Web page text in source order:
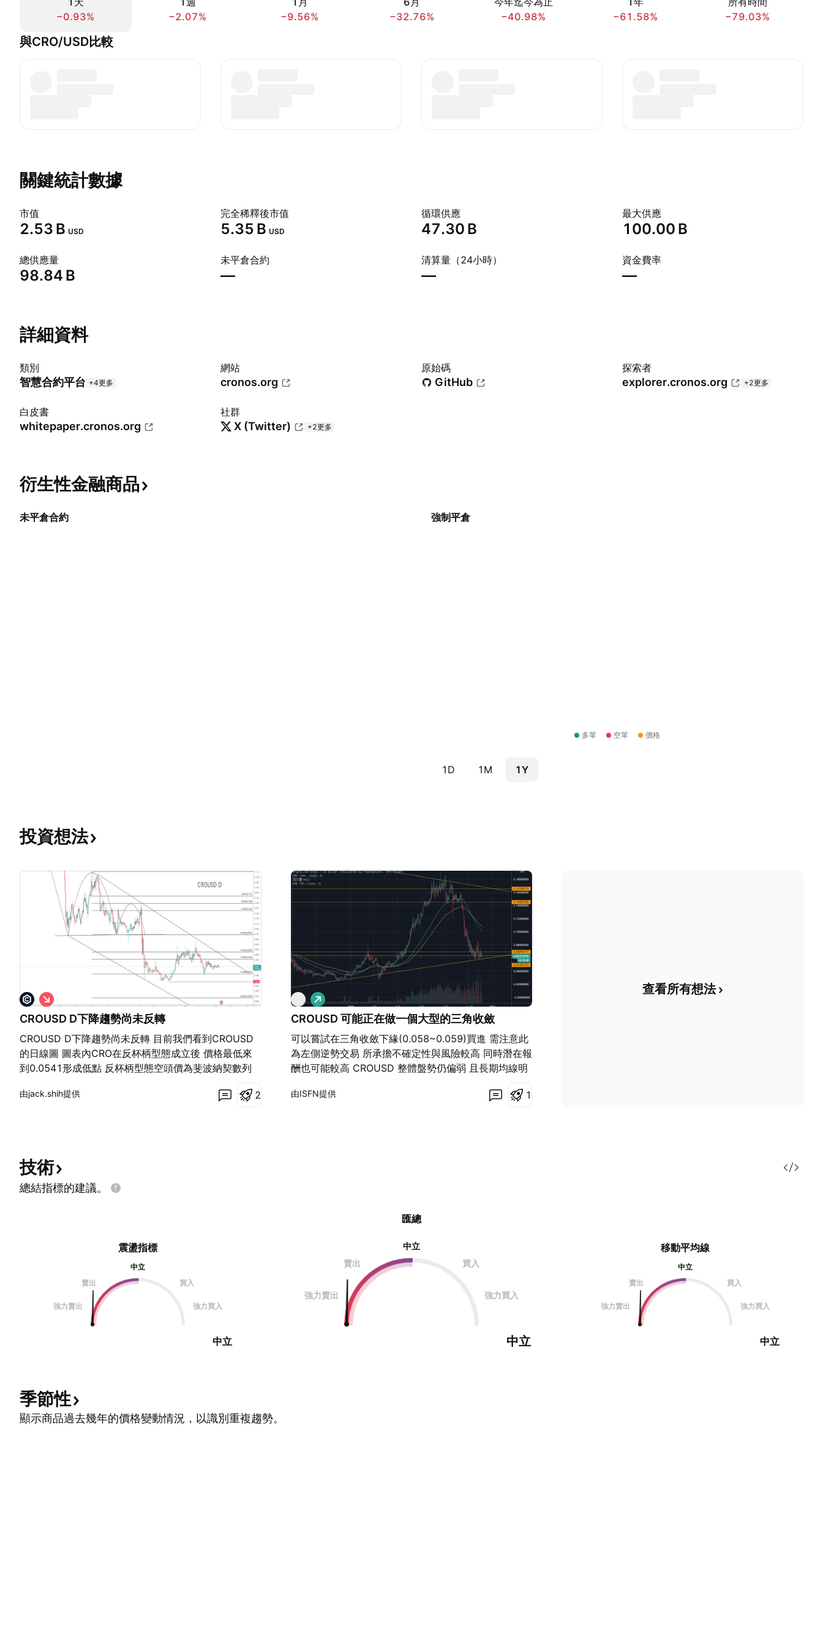
−0.93%
−2.07%
−9.56%
−32.76%
−40.98%
−61.58%
−79.03%
與CRO/USD比較
關鍵統計數據
市值
‪2.53 B‬ USD
完全稀釋後市值
‪5.35 B‬ USD
循環供應
‪47.30 B‬
最大供應
‪100.00 B‬
總供應量
‪98.84 B‬
未平倉合約
—
清算量（24小時）
—
資金費率
—
詳細資料
類別
智慧合約平台 +4更多
網站
cronos.org
原始碼
GitHub
探索者
explorer.cronos.org +2更多
白皮書
whitepaper.cronos.org
社群
X (Twitter) +2更多
衍生性金融商品
未平倉合約 強制平倉
多單 空單 價格
1D 1M 1Y
投資想法
CROUSD D下降趨勢尚未反轉
CROUSD D下降趨勢尚未反轉 目前我們看到CROUSD
的日線圖 圖表內CRO在反杯柄型態成立後 價格最低來
到0.0541形成低點 反杯柄型態空頭價為斐波納契數列
勢線沒有突破之前 空頭趨勢仍然成立 應謹慎做多 持續
考，虛擬貨幣交易可能對您的資本帶來風險。
看
空
由jack.shih提供 2
CROUSD 可能正在做一個大型的三角收斂
可以嘗試在三角收斂下緣(0.058~0.059)買進 需注意此
為左側逆勢交易 所承擔不確定性與風險較高 同時潛在報
酬也可能較高 CROUSD 整體盤勢仍偏弱 且長期均線明
選擇等待均線上彎或EMA90/144金叉時再買入
看
多
由ISFN提供 1
查看所有想法
技術
總結指標的建議。
震盪指標
中立
賣出
買入
強力賣出 強力買入
中立
匯總
中立
賣出
買入
強力賣出 強力買入
中立
移動平均線
中立
賣出
買入
強力賣出 強力買入
中立
季節性
顯示商品過去幾年的價格變動情況，以識別重複趨勢。